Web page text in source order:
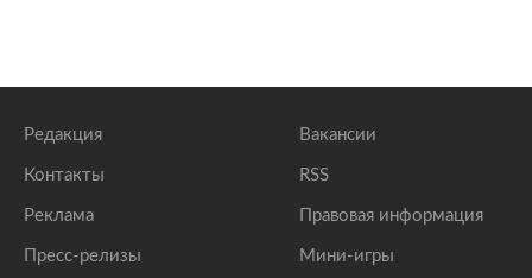
Редакция
Контакты
Реклама
Пресс-релизы
Вакансии
RSS
Правовая информация
Мини-игры